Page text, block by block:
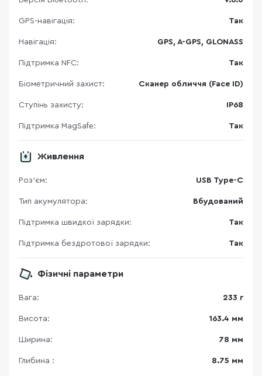
GPS-навігація: Так
Навігація: GPS, A-GPS, GLONASS
Підтримка NFC: Так
Біометричний захист: Сканер обличчя (Face ID)
Ступінь захисту: IP68
Підтримка MagSafe: Так
Живлення
Роз'єм: USB Type-C
Тип акумулятора: Вбудований
Підтримка швидкої зарядки: Так
Підтримка бездротової зарядки: Так
Фізичні параметри
Вага: 233 г
Висота: 163.4 мм
Ширина: 78 мм
Глибина : 8.75 мм